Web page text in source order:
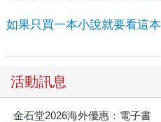
如果只買一本小說就要看這本
活動訊息
金石堂2026海外優惠：電子書